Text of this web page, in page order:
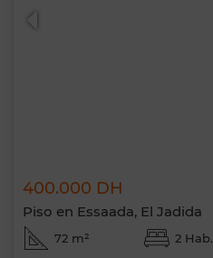
400.000 DH
Piso en Essaada, El Jadida
72 m² 2 Hab.